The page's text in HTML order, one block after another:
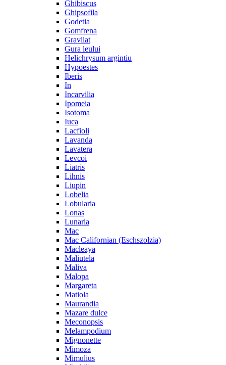
Ghibiscus
Ghipsofila
Godetia
Gomfrena
Gravilat
Gura leului
Helichrysum argintiu
Hypoestes
Iberis
In
Incarvilia
Ipomeia
Isotoma
Iuca
Lacfioli
Lavanda
Lavatera
Levcoi
Liatris
Lihnis
Liupin
Lobelia
Lobularia
Lonas
Lunaria
Mac
Mac Californian (Eschszolzia)
Macleaya
Maliutela
Maliva
Malopa
Margareta
Matiola
Maurandia
Mazare dulce
Meconopsis
Melampodium
Mignonette
Mimoza
Mimulius